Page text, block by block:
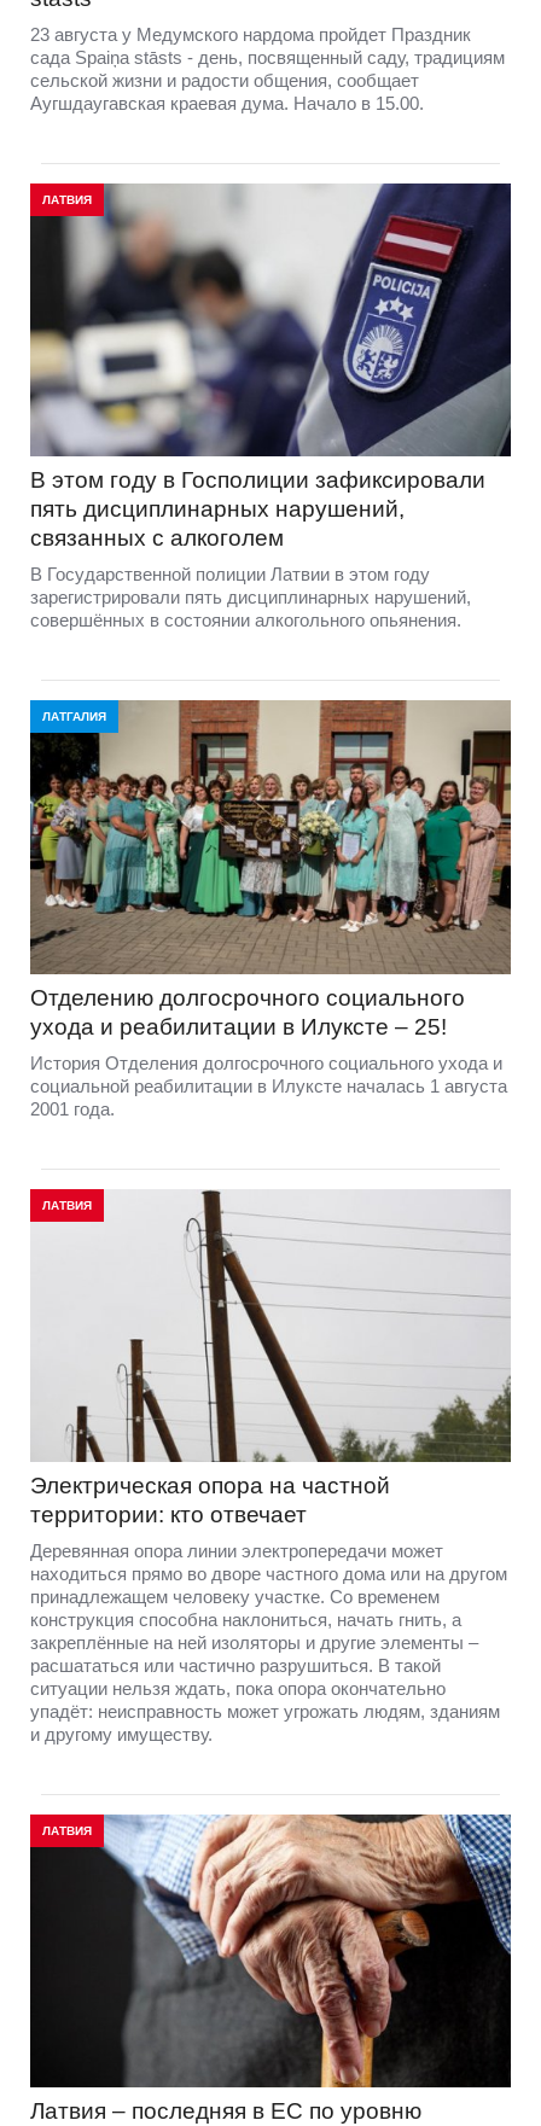
23 августа у Медумского нардома пройдет Праздник
сада Spaiņa stāsts - день, посвященный саду, традициям
сельской жизни и радости общения, сообщает
Аугшдаугавская краевая дума. Начало в 15.00.
ЛАТВИЯ
В этом году в Госполиции зафиксировали
пять дисциплинарных нарушений,
связанных с алкоголем
В Государственной полиции Латвии в этом году
зарегистрировали пять дисциплинарных нарушений,
совершённых в состоянии алкогольного опьянения.
ЛАТГАЛИЯ
Отделению долгосрочного социального
ухода и реабилитации в Илуксте – 25!
История Отделения долгосрочного социального ухода и
социальной реабилитации в Илуксте началась 1 августа
2001 года.
ЛАТВИЯ
Электрическая опора на частной
территории: кто отвечает
Деревянная опора линии электропередачи может
находиться прямо во дворе частного дома или на другом
принадлежащем человеку участке. Со временем
конструкция способна наклониться, начать гнить, а
закреплённые на ней изоляторы и другие элементы –
расшататься или частично разрушиться. В такой
ситуации нельзя ждать, пока опора окончательно
упадёт: неисправность может угрожать людям, зданиям
и другому имуществу.
ЛАТВИЯ
Латвия – последняя в ЕС по уровню